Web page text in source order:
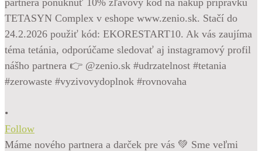
•
Follow
Máme nového partnera a darček pre vás 💚 Sme veľmi